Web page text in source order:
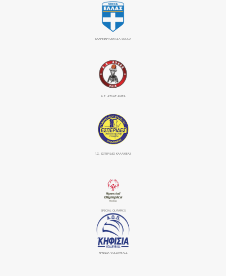
ΕΛΛΗΝΙΚΗ ΟΜΑΔΑ SOCCA
Α.Σ. ΑΤΛΑΣ ΑΜΕΑ
Γ.Σ. ΕΣΠΕΡΙΔΕΣ ΚΑΛΛΙΘΕΑΣ
SPECIAL OLYMPICS
ΚΗΦΙΣΙΆ VOLLEYBALL